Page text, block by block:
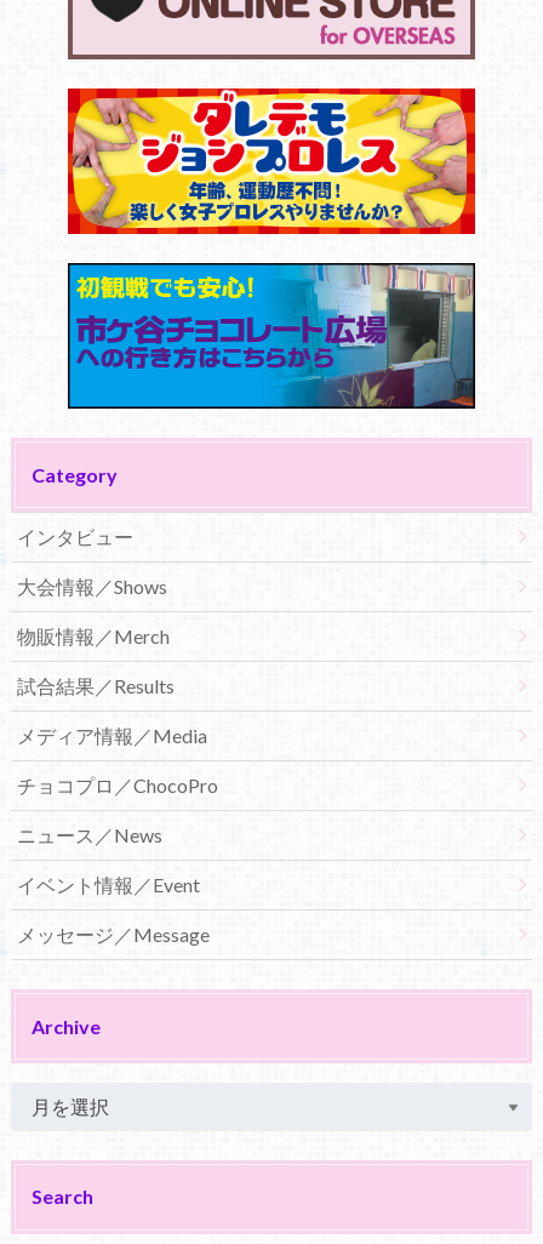
Category
インタビュー
大会情報／Shows
物販情報／Merch
試合結果／Results
メディア情報／Media
チョコプロ／ChocoPro
ニュース／News
イベント情報／Event
メッセージ／Message
Archive
Search